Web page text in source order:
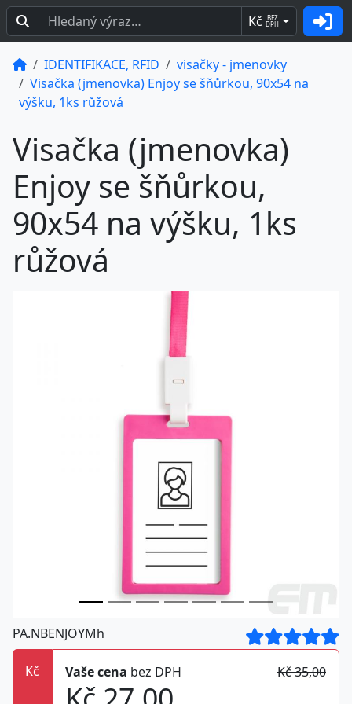
Kč BEZ
DPH
IDENTIFIKACE, RFID
visačky - jmenovky
Visačka (jmenovka) Enjoy se šňůrkou, 90x54 na
výšku, 1ks růžová
Visačka (jmenovka)
Enjoy se šňůrkou,
90x54 na výšku, 1ks
růžová
PA.NBENJOYMh
Kč Vaše cena bez DPH Kč 35,00